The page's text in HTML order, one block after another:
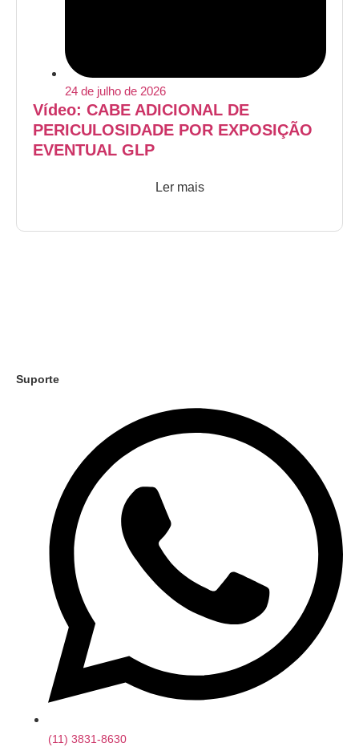
24 de julho de 2026
Vídeo: CABE ADICIONAL DE
PERICULOSIDADE POR EXPOSIÇÃO
EVENTUAL GLP
Ler mais
Suporte
(11) 3831-8630